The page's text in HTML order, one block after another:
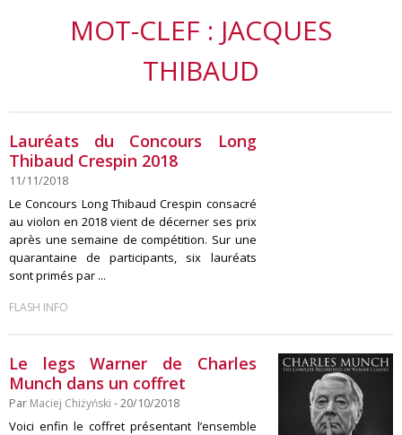
MOT-CLEF : JACQUES
THIBAUD
Lauréats du Concours Long
Thibaud Crespin 2018
11/11/2018
Le Concours Long Thibaud Crespin consacré
au violon en 2018 vient de décerner ses prix
après une semaine de compétition. Sur une
quarantaine de participants, six lauréats
sont primés par ...
FLASH INFO
Le legs Warner de Charles
Munch dans un coffret
Par Maciej Chiżyński - 20/10/2018
Voici enfin le coffret présentant l’ensemble